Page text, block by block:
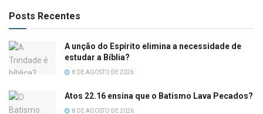
Posts Recentes
A unção do Espírito elimina a necessidade de
estudar a Bíblia?
8 DE AGOSTO DE 2026
Atos 22.16 ensina que o Batismo Lava Pecados?
8 DE AGOSTO DE 2026